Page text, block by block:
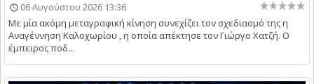
06 Αυγούστου 2026 13:36
Με μία ακόμη μεταγραφική κίνηση συνεχίζει τον σχεδιασμό της η
Αναγέννηση Καλοχωρίου , η οποία απέκτησε τον Γιώργο Χατζή. Ο
έμπειρος ποδ...